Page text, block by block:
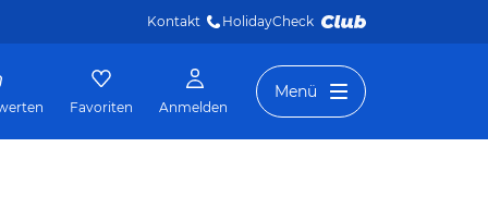
Kontakt HolidayCheck
Favoriten Anmelden
Menü